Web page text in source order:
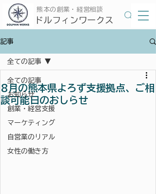
​ドルフィンワークス
​熊本の創業・経営相談
記事
全ての記事
お知らせ
創業・経営支援
マーケティング
自営業のリアル
女性の働き方
全ての記事
8月の熊本県よろず支援拠点、ご相
談可能日のおしらせ